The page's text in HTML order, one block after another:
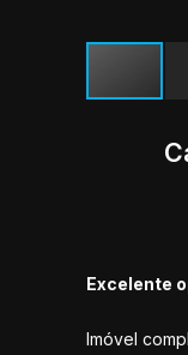
Excelente
Imóvel